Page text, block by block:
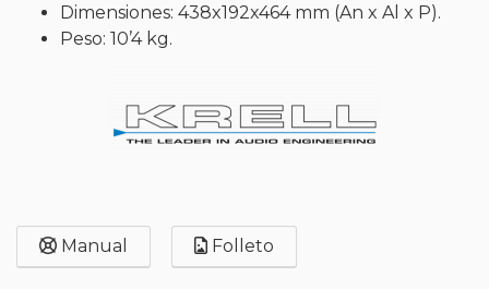
Dimensiones: 438x192x464 mm (An x Al x P).
Peso: 10’4 kg.
Manual Folleto